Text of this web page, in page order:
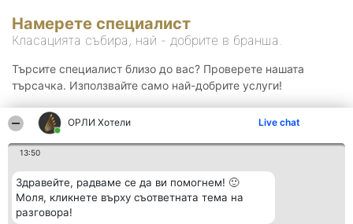
ОРЛИ Хотели Live chat
13:50
Здравейте, радваме се да ви помогнем! 🙂
Моля, кликнете върху съответната тема на
разговора!
Намерете специалист
Класацията събира, най - добрите в бранша.
Търсите специалист близо до вас? Проверете нашата
търсачка. Използвайте само най-добрите услуги!